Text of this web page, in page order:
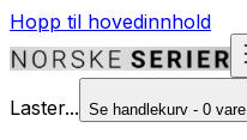
Hopp til hovedinnhold
Laster... Se handlekurv - 0 vare